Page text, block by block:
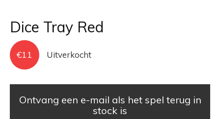
Dice Tray Red
€11 Uitverkocht
Ontvang een e-mail als het spel terug in
stock is